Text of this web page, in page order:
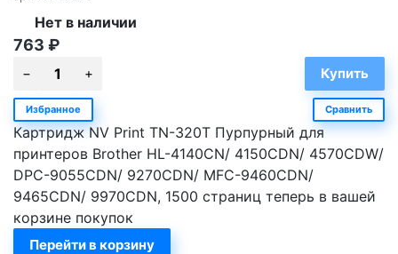
Нет в наличии
763 ₽
Избранное Сравнить
Картридж NV Print TN-320T Пурпурный для
принтеров Brother HL-4140CN/ 4150CDN/ 4570CDW/
DPC-9055CDN/ 9270CDN/ MFC-9460CDN/
9465CDN/ 9970CDN, 1500 страниц теперь в вашей
корзине покупок
Перейти в корзину